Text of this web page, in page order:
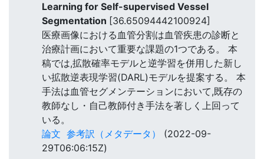
Learning for Self-supervised Vessel
Segmentation [36.65094442100924]
医療画像における血管分割は血管疾患の診断と
治療計画において重要な課題の1つである。 本
稿では,拡散確率モデルと逆学習を併用した新し
い拡散逆表現学習(DARL)モデルを提案する。 本
手法は血管セグメンテーションにおいて,既存の
教師なし・自己教師付き手法を著しく上回って
いる。
論文 参考訳（メタデータ）
(2022-09-
29T06:06:15Z)